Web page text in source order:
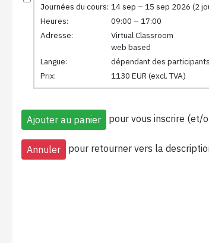
Journées du cours: 14 sep – 15 sep 2026 (2
Heures:
09:00 – 17:00
Adresse:
Virtual Classroom
web based
Langue:
dépendant des participants
Prix:
1130 EUR (excl. TVA)
pour vous inscrire (et/
pour retourner vers la